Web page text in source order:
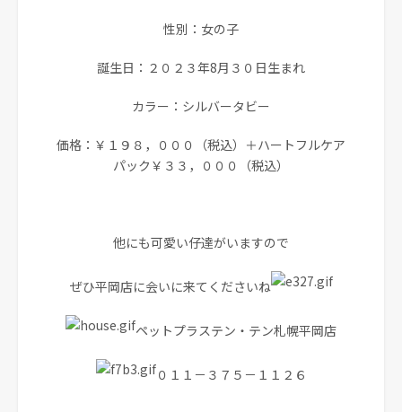
性別：女の子
誕生日：２０２３年8月３０日生まれ
カラー：シルバータビー
価格：￥１９８，０００（税込）＋ハートフルケア
パック￥３３，０００（税込）
他にも可愛い仔達がいますので
ぜひ平岡店に会いに来てくださいね
ペットプラステン・テン札幌平岡店
０１１－３７５－１１２６